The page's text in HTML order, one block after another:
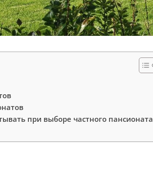
при выборе частного пансионата